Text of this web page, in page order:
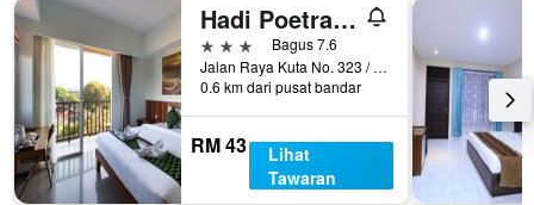
Hadi Poetra Hotel
3 bintangBagus 7.6
Jalan Raya Kuta No. 323 / 378, Kuta, Indonesia
0.6 km dari pusat bandar
RM 43
Lihat
Tawaran